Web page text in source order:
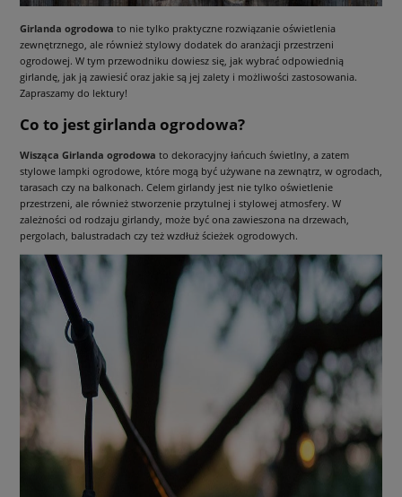
Girlanda ogrodowa to nie tylko praktyczne rozwiązanie oświetlenia
zewnętrznego, ale również stylowy dodatek do aranżacji przestrzeni
ogrodowej. W tym przewodniku dowiesz się, jak wybrać odpowiednią
girlandę, jak ją zawiesić oraz jakie są jej zalety i możliwości zastosowania.
Zapraszamy do lektury!
Co to jest girlanda ogrodowa?
Wisząca Girlanda ogrodowa to dekoracyjny łańcuch świetlny, a zatem
stylowe lampki ogrodowe, które mogą być używane na zewnątrz, w ogrodach,
tarasach czy na balkonach. Celem girlandy jest nie tylko oświetlenie
przestrzeni, ale również stworzenie przytulnej i stylowej atmosfery. W
zależności od rodzaju girlandy, może być ona zawieszona na drzewach,
pergolach, balustradach czy też wzdłuż ścieżek ogrodowych.